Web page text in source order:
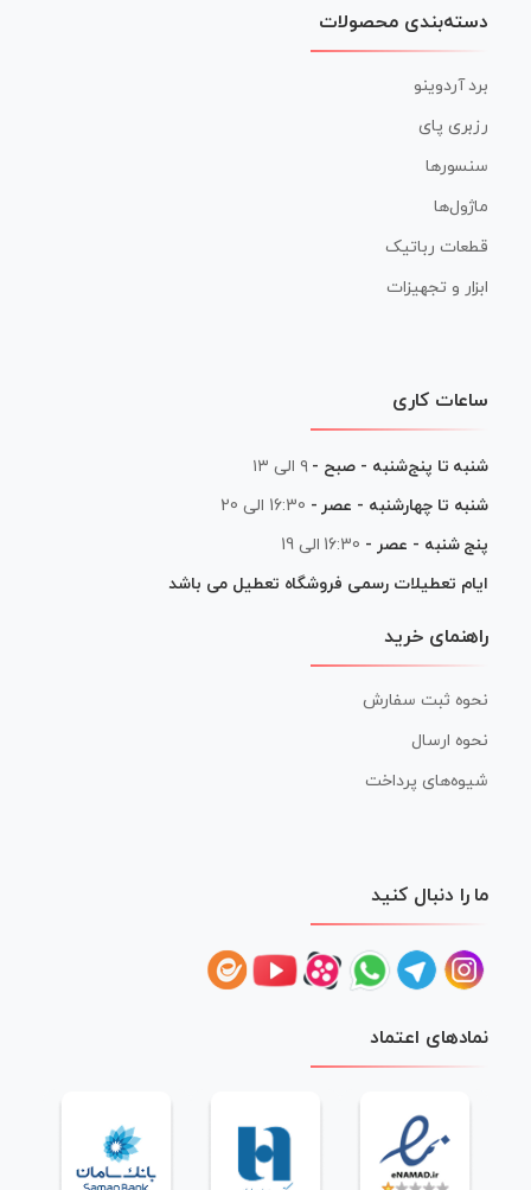
دسته‌بندی محصولات
برد آردوینو
رزبری پای
سنسورها
ماژول‌ها
قطعات رباتیک
ابزار و تجهیزات
ساعات کاری
شنبه تا پنج‌شنبه - صبح - ۹ الی ۱۳
شنبه تا چهارشنبه - عصر - 16:30 الی 20
پنج شنبه - عصر - 16:30 الی 19
ایام تعطیلات رسمی فروشگاه تعطیل می باشد
راهنمای خرید
نحوه ثبت سفارش
نحوه ارسال
شیوه‌های پرداخت
ما را دنبال کنید
نمادهای اعتماد